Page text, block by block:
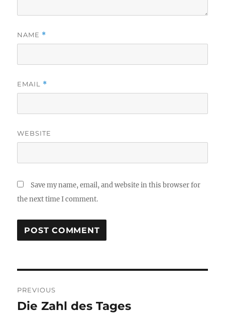
NAME *
EMAIL *
WEBSITE
Save my name, email, and website in this browser for
the next time I comment.
navigation
PREVIOUS
Previous
Die Zahl des Tages